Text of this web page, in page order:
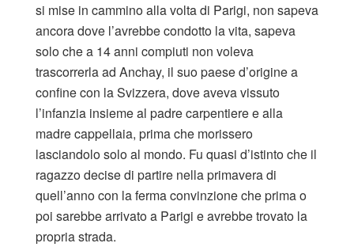
si mise in cammino alla volta di Parigi, non sapeva
ancora dove l’avrebbe condotto la vita, sapeva
solo che a 14 anni compiuti non voleva
trascorrerla ad Anchay, il suo paese d’origine a
confine con la Svizzera, dove aveva vissuto
l’infanzia insieme al padre carpentiere e alla
madre cappellaia, prima che morissero
lasciandolo solo al mondo. Fu quasi d’istinto che il
ragazzo decise di partire nella primavera di
quell’anno con la ferma convinzione che prima o
poi sarebbe arrivato a Parigi e avrebbe trovato la
propria strada.